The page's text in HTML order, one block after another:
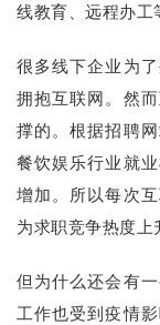
线教育、远程办工
很多线下企业为
拥抱互联网。然
撑的。根据招聘
餐饮娱乐行业就
增加。所以每次
为求职竞争热度上
但为什么还会有
工作也受到疫情